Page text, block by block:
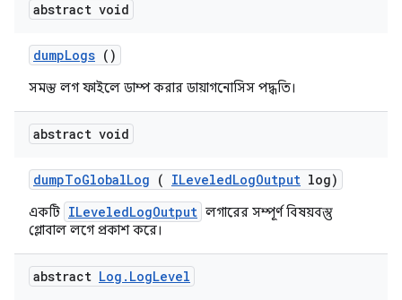
abstract void
dumpLogs ()
সমস্ত লগ ফাইলে ডাম্প করার ডায়াগনোসিস পদ্ধতি।
abstract void
dumpToGlobalLog ( ILeveledLogOutput log)
একটি ILeveledLogOutput লগারের সম্পূর্ণ বিষয়বস্তু
গ্লোবাল লগে প্রকাশ করে।
abstract Log . LogLevel